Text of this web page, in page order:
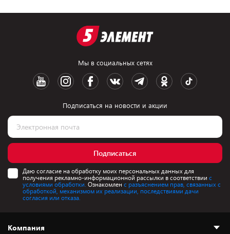
Мы в социальных сетях
Подписаться на новости и акции
Подписаться
Даю согласие на обработку моих персональных данных для
получения рекламно-информационной рассылки в соответствии с
условиями обработки. Ознакомлен с разъяснением прав, связанных с
обработкой, механизмом их реализации, последствиями дачи
согласия или отказа.
Компания